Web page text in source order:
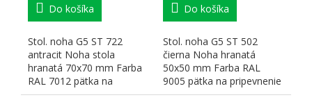
Do košíka
Stol. noha G5 ST 722
antracit Noha stola
hranatá 70x70 mm Farba
RAL 7012 pätka na
pripevnenie 120x120 mm
Do košíka
Stol. noha G5 ST 502
čierna Noha hranatá
50x50 mm Farba RAL
9005 pätka na pripevnenie
80x80 mm Rozmery: